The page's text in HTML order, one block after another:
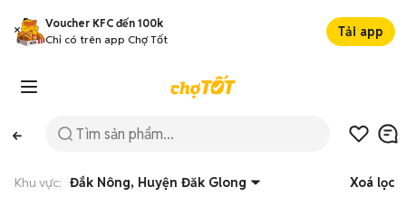
Voucher KFC đến 100k
Chỉ có trên app Chợ Tốt
Tải app
Khu vực: Đắk Nông, Huyện Đăk Glong Xoá lọc